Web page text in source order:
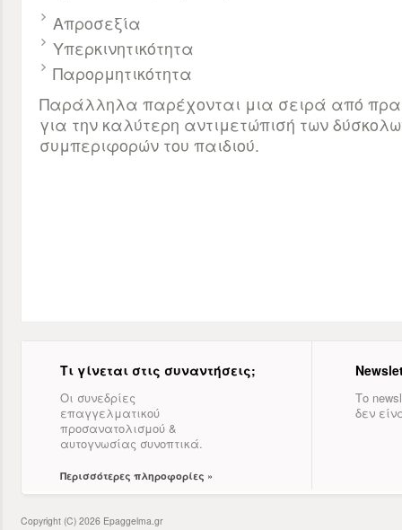
Απροσεξία
Υπερκινητικότητα
Παρορμητικότητα
Παράλληλα παρέχονται μια σειρά από
για την καλύτερη αντιμετώπισή των
συμπεριφορών του παιδιού.
Τι γίνεται στις συναντήσεις;
Οι συνεδρίες
επαγγελματικού
προσανατολισμού &
αυτογνωσίας συνοπτικά.
Περισσότερες πληροφορίες »
Το
δεν
Copyright (C) 2026 Epaggelma.gr